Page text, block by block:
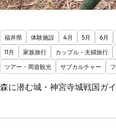
福井県 体験施設 4月 5月 6月
11月
家族旅行 カップル・夫婦旅行
ツアー・周遊観光
サブカルチャー
森に潜む城・神宮寺城戦国ガ